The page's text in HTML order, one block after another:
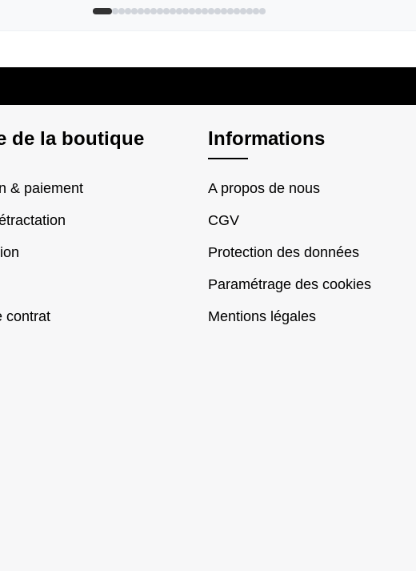
de la boutique
& paiement
contrat
Informations
A propos de nous
CGV
Protection des données
Paramétrage des cookies
Mentions légales